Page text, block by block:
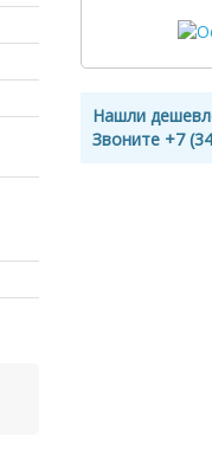
Нашли
Звоните +7